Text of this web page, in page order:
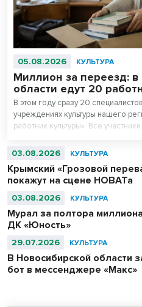
05.08.2026 КУЛЬТУРА
Миллион за переезд:
области едут 20
В этом году сразу 20
учреждениях культуры нашего
работник культуры». Все
миллиона рублей.
03.08.2026 КУЛЬТУРА
Крымский «Грозовой
покажут на сцене НОВАТа
03.08.2026 КУЛЬТУРА
Мурал за полтора
ДК «Юность»
29.07.2026 КУЛЬТУРА
В Новосибирской области
бот в мессенджере «Макс»